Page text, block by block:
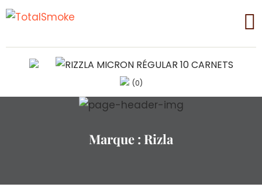
(0)
Marque : Rizla